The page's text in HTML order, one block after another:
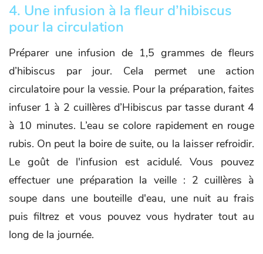
4. Une infusion à la fleur d’hibiscus
pour la circulation
Préparer une infusion de 1,5 grammes de fleurs
d’hibiscus par jour. Cela permet une action
circulatoire pour la vessie. Pour la préparation, faites
infuser 1 à 2 cuillères d’Hibiscus par tasse durant 4
à 10 minutes. L’eau se colore rapidement en rouge
rubis. On peut la boire de suite, ou la laisser refroidir.
Le goût de l'infusion est acidulé. Vous pouvez
effectuer une préparation la veille : 2 cuillères à
soupe dans une bouteille d'eau, une nuit au frais
puis filtrez et vous pouvez vous hydrater tout au
long de la journée.